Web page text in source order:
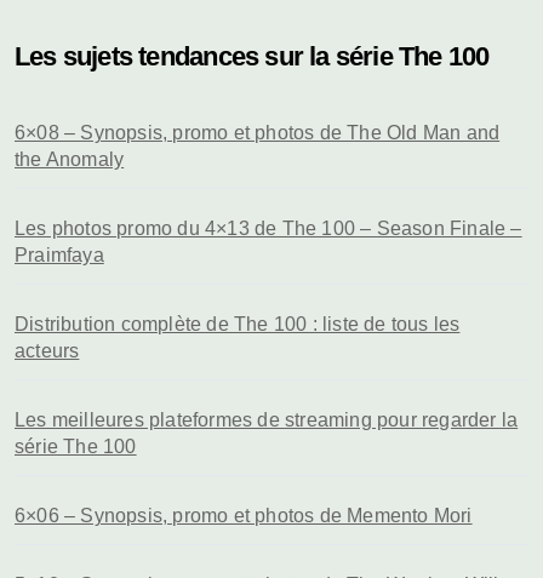
Les sujets tendances sur la série The 100
6×08 – Synopsis, promo et photos de The Old Man and
the Anomaly
Les photos promo du 4×13 de The 100 – Season Finale –
Praimfaya
Distribution complète de The 100 : liste de tous les
acteurs
Les meilleures plateformes de streaming pour regarder la
série The 100
6×06 – Synopsis, promo et photos de Memento Mori